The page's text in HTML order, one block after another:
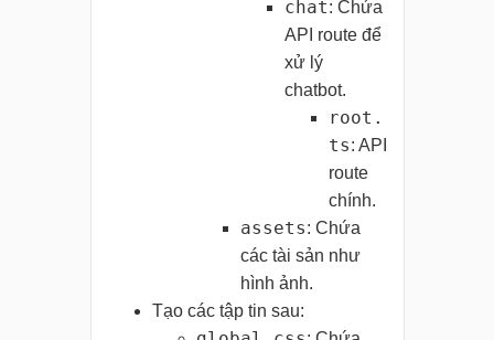
chat: Chứa
API route để
xử lý
chatbot.
root.
ts: API
route
chính.
assets: Chứa
các tài sản như
hình ảnh.
Tạo các tập tin sau: